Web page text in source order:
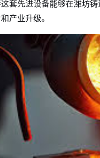
套先进设备能够在潍坊
产业升级。